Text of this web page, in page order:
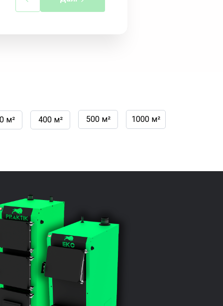
1000 м²
500 м²
400 м²
м²